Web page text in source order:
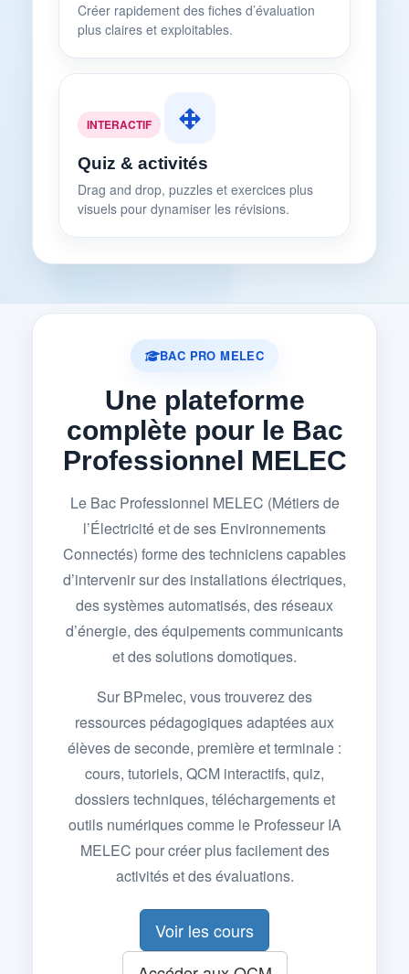
Créer rapidement des fiches d’évaluation
plus claires et exploitables.
INTERACTIF
Quiz & activités
Drag and drop, puzzles et exercices plus
visuels pour dynamiser les révisions.
BAC PRO MELEC
Une plateforme
complète pour le Bac
Professionnel MELEC
Le Bac Professionnel MELEC (Métiers de
l’Électricité et de ses Environnements
Connectés) forme des techniciens capables
d’intervenir sur des installations électriques,
des systèmes automatisés, des réseaux
d’énergie, des équipements communicants
et des solutions domotiques.
Sur BPmelec, vous trouverez des
ressources pédagogiques adaptées aux
élèves de seconde, première et terminale :
cours, tutoriels, QCM interactifs, quiz,
dossiers techniques, téléchargements et
outils numériques comme le Professeur IA
MELEC pour créer plus facilement des
activités et des évaluations.
Voir les cours